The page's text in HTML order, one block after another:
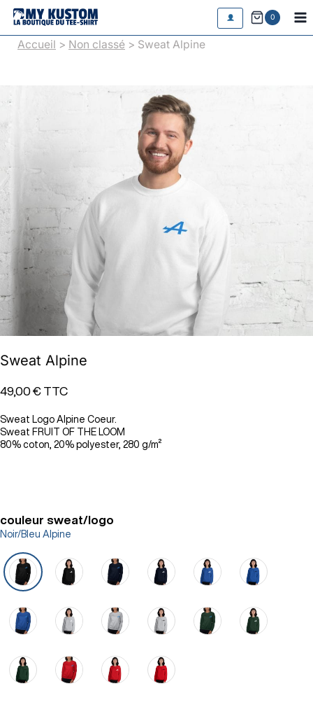
Aller
contenu
0
Accueil > Non classé > Sweat Alpine
Sweat Alpine
49,00 € TTC
Sweat Logo Alpine Coeur.
Sweat FRUIT OF THE LOOM
80% coton, 20% polyester, 280 g/m²
couleur sweat/logo
Noir/Bleu Alpine